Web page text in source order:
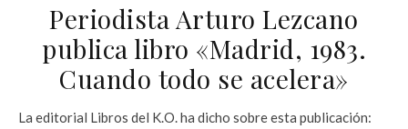
Periodista Arturo Lezcano
publica libro «Madrid, 1983.
Cuando todo se acelera»
La editorial Libros del K.O. ha dicho sobre esta publicación: